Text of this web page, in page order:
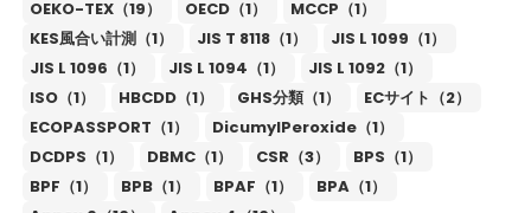
OEKO-TEX（19）
OECD（1）
MCCP（1）
KES風合い計測（1）
JIS T 8118（1）
JIS L 1099（1）
JIS L 1096（1）
JIS L 1094（1）
JIS L 1092（1）
ISO（1）
HBCDD（1） GHS分類（1）
ECサイト（2）
ECOPASSPORT（1）
DicumylPeroxide（1）
DCDPS（1）
DBMC（1） CSR（3）
BPS（1）
BPF（1）
BPB（1） BPAF（1）
BPA（1）